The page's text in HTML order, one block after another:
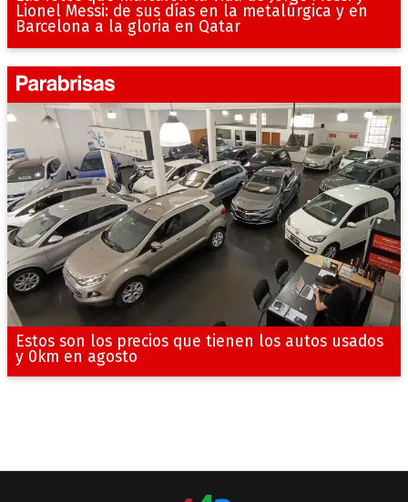
Lionel Messi: de sus días en la metalúrgica y en
Barcelona a la gloria en Qatar
Estos son los precios que tienen los autos usados
y 0km en agosto